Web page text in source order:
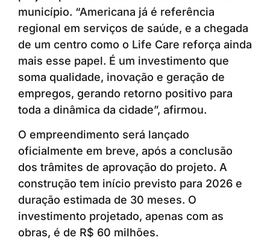
município. “Americana já é referência
regional em serviços de saúde, e a chegada
de um centro como o Life Care reforça ainda
mais esse papel. É um investimento que
soma qualidade, inovação e geração de
empregos, gerando retorno positivo para
toda a dinâmica da cidade”, afirmou.
O empreendimento será lançado
oficialmente em breve, após a conclusão
dos trâmites de aprovação do projeto. A
construção tem início previsto para 2026 e
duração estimada de 30 meses. O
investimento projetado, apenas com as
obras, é de R$ 60 milhões.